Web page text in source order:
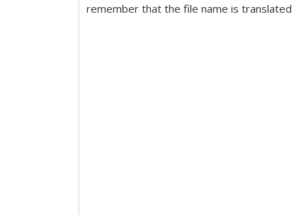
remember that the file name is translated